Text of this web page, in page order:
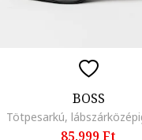
BOSS
85.999 Ft